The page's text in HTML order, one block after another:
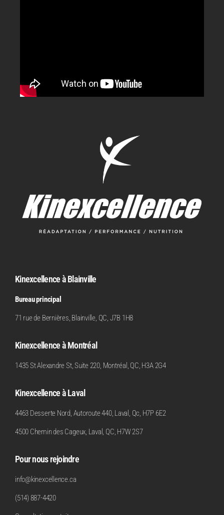
Kinexcellence à Blainville
Bureau principal
71 rue de Bernières, Blainville, QC, J7B 1H8
Kinexcellence à Montréal
1435 St Alexandre St, Suite 220, Montréal, QC, H3A 2G4
Kinexcellence à Laval
4463 Desserte Nord, Autoroute 440, Laval, Qc, H7P 6E2
4500 Chemin des Cageux, Laval, QC, H7W 2S7
Pour nous rejoindre
info@kinexcellence.ca
(514) 887-4420